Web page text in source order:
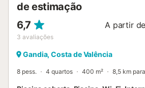
de estimação
6,7
3 avaliações
A partir de
Gandia, Costa de Valência
8 pess. 4 quartos 400 m² 8,5 km